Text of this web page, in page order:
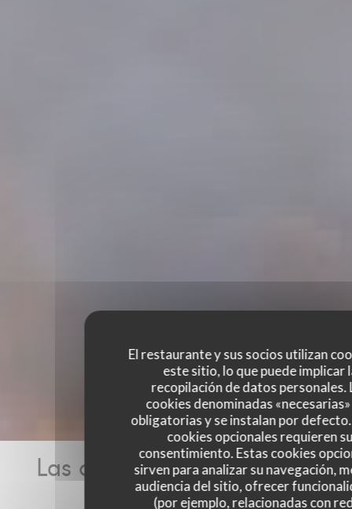
El restaurante y sus socios utilizan
este sitio, lo que puede implicar
recopilación de datos personales.
cookies denominadas
obligatorias y se instalan por
cookies opcionales requieren
consentimiento. Estas cookies
sirven para analizar su navegación,
audiencia del sitio, ofrecer
(por ejemplo, relacionadas con
Las opiniones de nuestros
clientes